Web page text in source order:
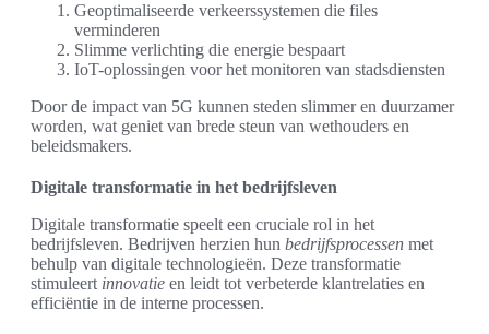
Geoptimaliseerde verkeerssystemen die files
verminderen
Slimme verlichting die energie bespaart
IoT-oplossingen voor het monitoren van stadsdiensten
Door de impact van 5G kunnen steden slimmer en duurzamer
worden, wat geniet van brede steun van wethouders en
beleidsmakers.
Digitale transformatie in het bedrijfsleven
Digitale transformatie speelt een cruciale rol in het
bedrijfsleven. Bedrijven herzien hun bedrijfsprocessen met
behulp van digitale technologieën. Deze transformatie
stimuleert innovatie en leidt tot verbeterde klantrelaties en
efficiëntie in de interne processen.